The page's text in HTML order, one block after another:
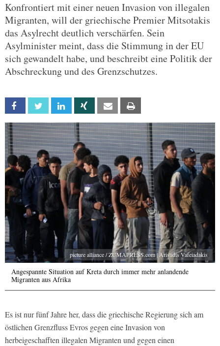
Konfrontiert mit einer neuen Invasion von illegalen
Migranten, will der griechische Premier Mitsotakis
das Asylrecht deutlich verschärfen. Sein
Asylminister meint, dass die Stimmung in der EU
sich gewandelt habe, und beschreibt eine Politik der
Abschreckung und des Grenzschutzes.
Facebook Twitter Linkedin Xing Email
picture alliance / ZUMAPRESS.com | Aristidis Vafeiadakis
Angespannte Situation auf Kreta durch immer mehr anlandende
Migranten aus Afrika
Es ist nur fünf Jahre her, dass die griechische Regierung sich am
östlichen Grenzfluss Evros gegen eine Invasion von
herbeigeschafften illegalen Migranten und gegen einen